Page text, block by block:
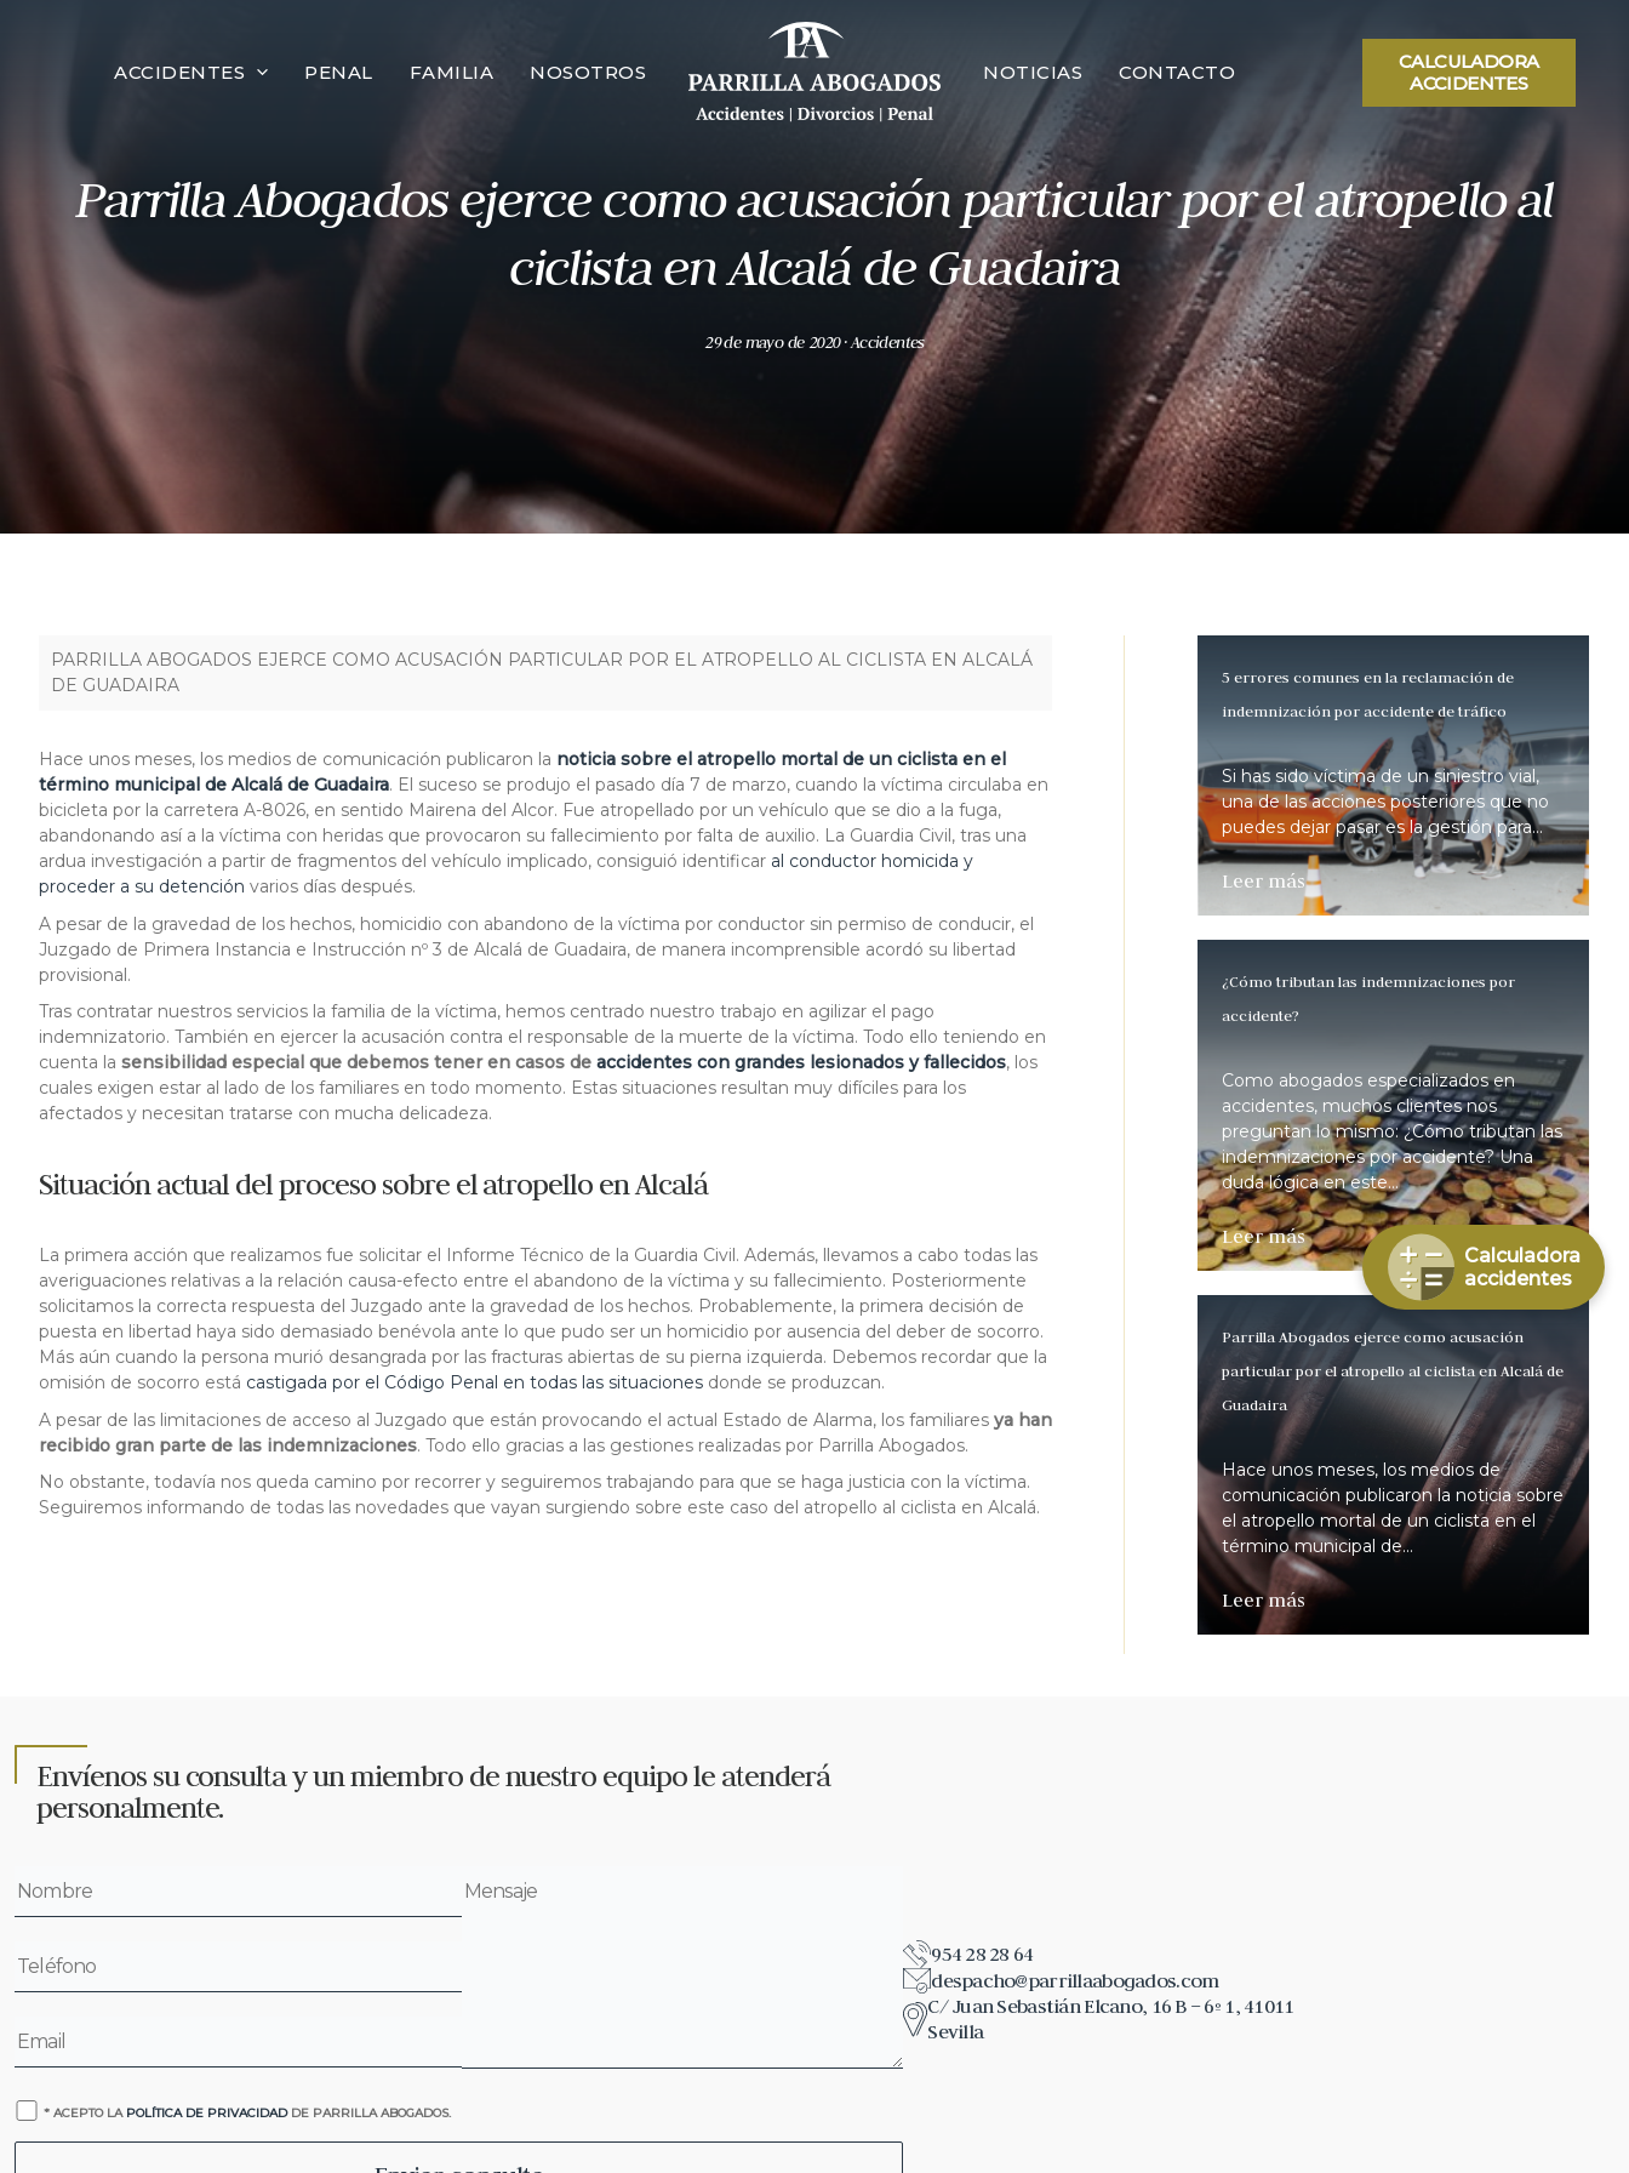
ACCIDENTES PENAL FAMILIA NOSOTROS NOTICIAS CONTACTO
CALCULADORA
ACCIDENTES
Parrilla Abogados ejerce como acusación particular por el atropello al
ciclista en Alcalá de Guadaira
29 de mayo de 2020· Accidentes
PARRILLA ABOGADOS EJERCE COMO ACUSACIÓN PARTICULAR POR EL ATROPELLO AL CICLISTA EN ALCALÁ
DE GUADAIRA
Hace unos meses, los medios de comunicación publicaron la noticia sobre el atropello mortal de un ciclista en el
término municipal de Alcalá de Guadaira. El suceso se produjo el pasado día 7 de marzo, cuando la víctima circulaba en
bicicleta por la carretera A-8026, en sentido Mairena del Alcor. Fue atropellado por un vehículo que se dio a la fuga,
abandonando así a la víctima con heridas que provocaron su fallecimiento por falta de auxilio. La Guardia Civil, tras una
ardua investigación a partir de fragmentos del vehículo implicado, consiguió identificar al conductor homicida y
proceder a su detención varios días después.
A pesar de la gravedad de los hechos, homicidio con abandono de la víctima por conductor sin permiso de conducir, el
Juzgado de Primera Instancia e Instrucción nº 3 de Alcalá de Guadaira, de manera incomprensible acordó su libertad
provisional.
Tras contratar nuestros servicios la familia de la víctima, hemos centrado nuestro trabajo en agilizar el pago
indemnizatorio. También en ejercer la acusación contra el responsable de la muerte de la víctima. Todo ello teniendo en
cuenta la sensibilidad especial que debemos tener en casos de accidentes con grandes lesionados y fallecidos, los
cuales exigen estar al lado de los familiares en todo momento. Estas situaciones resultan muy difíciles para los
afectados y necesitan tratarse con mucha delicadeza.
Situación actual del proceso sobre el atropello en Alcalá
La primera acción que realizamos fue solicitar el Informe Técnico de la Guardia Civil. Además, llevamos a cabo todas las
averiguaciones relativas a la relación causa-efecto entre el abandono de la víctima y su fallecimiento. Posteriormente
solicitamos la correcta respuesta del Juzgado ante la gravedad de los hechos. Probablemente, la primera decisión de
puesta en libertad haya sido demasiado benévola ante lo que pudo ser un homicidio por ausencia del deber de socorro.
Más aún cuando la persona murió desangrada por las fracturas abiertas de su pierna izquierda. Debemos recordar que la
omisión de socorro está castigada por el Código Penal en todas las situaciones donde se produzcan.
A pesar de las limitaciones de acceso al Juzgado que están provocando el actual Estado de Alarma, los familiares ya han
recibido gran parte de las indemnizaciones. Todo ello gracias a las gestiones realizadas por Parrilla Abogados.
No obstante, todavía nos queda camino por recorrer y seguiremos trabajando para que se haga justicia con la víctima.
Seguiremos informando de todas las novedades que vayan surgiendo sobre este caso del atropello al ciclista en Alcalá.
5 errores comunes en la reclamación de
indemnización por accidente de tráfico
Si has sido víctima de un siniestro vial,
una de las acciones posteriores que no
puedes dejar pasar es la gestión para...
Leer más
¿Cómo tributan las indemnizaciones por
accidente?
Como abogados especializados en
accidentes, muchos clientes nos
preguntan lo mismo: ¿Cómo tributan las
indemnizaciones por accidente? Una
duda lógica en este...
Leer más
Parrilla Abogados ejerce como acusación
particular por el atropello al ciclista en Alcalá de
Guadaira
Hace unos meses, los medios de
comunicación publicaron la noticia sobre
el atropello mortal de un ciclista en el
término municipal de...
Leer más
Envíenos su consulta y un miembro de nuestro equipo le atenderá
personalmente.
* ACEPTO LA POLÍTICA DE PRIVACIDADDE PARRILLA ABOGADOS.
954 28 28 64
despacho@parrillaabogados.com
C/ Juan Sebastián Elcano, 16 B – 6º 1, 41011
Sevilla
Calculadora
accidentes